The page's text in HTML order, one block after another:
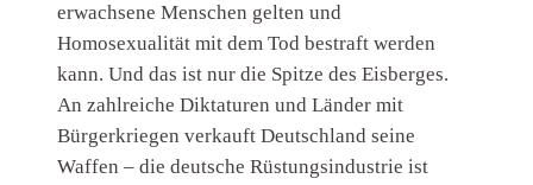
erwachsene Menschen gelten und
Homosexualität mit dem Tod bestraft werden
kann. Und das ist nur die Spitze des Eisberges.
An zahlreiche Diktaturen und Länder mit
Bürgerkriegen verkauft Deutschland seine
Waffen – die deutsche Rüstungsindustrie ist